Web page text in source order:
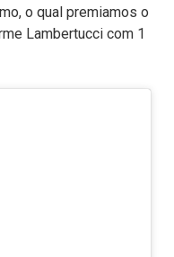
o qual premiamos o
Lambertucci com 1